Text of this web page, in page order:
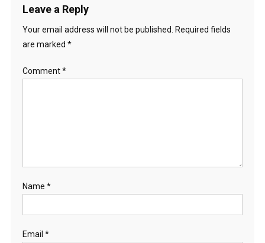
Leave a Reply
Your email address will not be published.
Required fields
are marked *
Comment*
Name *
Email *